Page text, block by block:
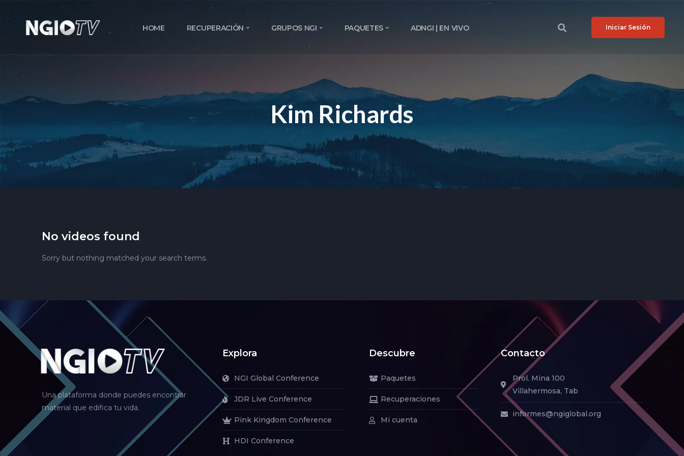
HOME RECUPERACIÓN GRUPOS NGI PAQUETES ADNGI | EN VIVO Iniciar Sesión
Kim Richards
No videos found
Sorry but nothing matched your search terms.
Una plataforma donde puedes encontrar
material que edifica tu vida.
Explora
NGI Global Conference
JDR Live Conference
Pink Kingdom Conference
HDI Conference
Descubre
Paquetes
Recuperaciones
Mi cuenta
Contacto
Prol. Mina 100
Villahermosa, Tab
informes@ngiglobal.org